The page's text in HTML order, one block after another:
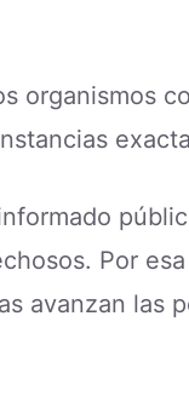
organismos
Por
avanzan las